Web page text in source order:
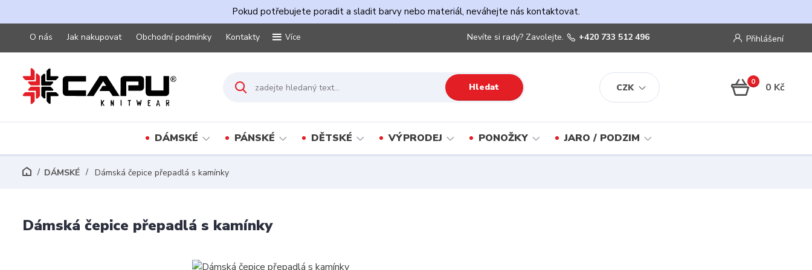
Pokud potřebujete poradit a sladit barvy nebo materiál, neváhejte nás kontaktovat.
O nás Jak nakupovat Obchodní podmínky Kontakty Více
CZK
Přihlášení
Hledat
Nevíte si rady? Zavolejte. +420 733 512 496
0 0 Kč
DÁMSKÉ PÁNSKÉ DĚTSKÉ VÝPRODEJ PONOŽKY JARO / PODZIM
DÁMSKÉ Dámská čepice přepadlá s kamínky
Dámská čepice přepadlá s kamínky